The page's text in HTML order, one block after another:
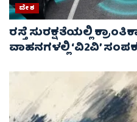
ದೇಶ
ರಸ್ತೆ ಸುರಕ್ಷತೆಯಲ್ಲಿ
ವಾಹನಗಳಲ್ಲಿ ‘ವಿ2ವಿ’